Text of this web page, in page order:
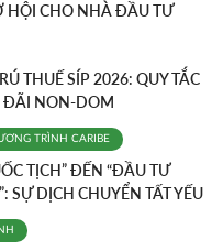
HỘI CHO NHÀ ĐẦU TƯ
THUẾ SÍP 2026: QUY TẮC
ĐÃI NON-DOM
TRÌNH CARIBE
TỊCH” ĐẾN “ĐẦU TƯ
SỰ DỊCH CHUYỂN TẤT YẾU